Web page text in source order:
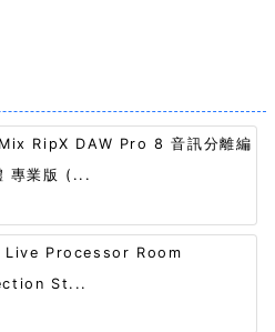
RipX DAW Pro 8 音訊分離編
專業版 (...
Live Processor Room
St...